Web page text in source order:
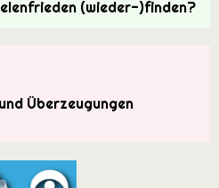
(wieder-)finden?
Überzeugungen